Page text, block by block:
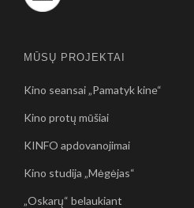
MŪSŲ PROJEKTAI
Kino seansai „Pamatyk kine“
Kino protų mūšiai
KINFO apdovanojimai
Kino studija „Mėgėjas“
„Oskarų“ belaukiant